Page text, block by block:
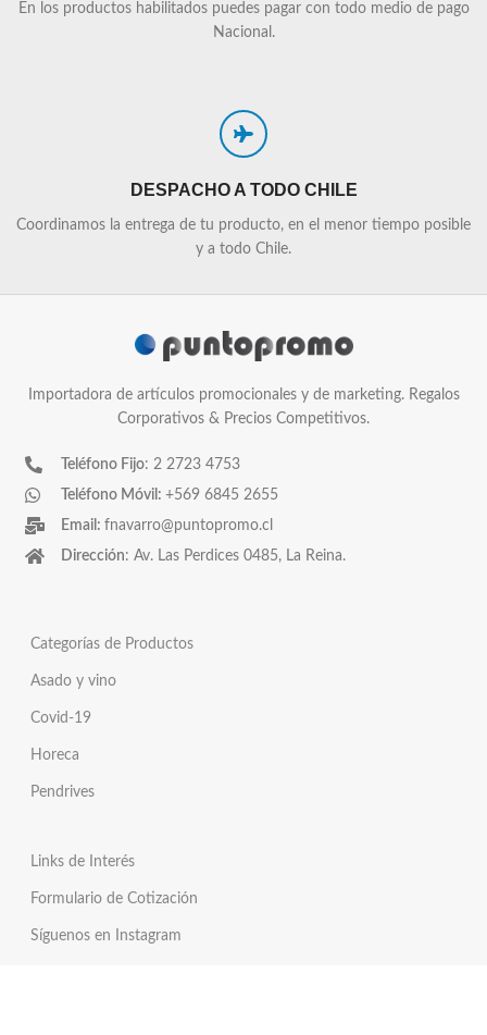
En los productos habilitados puedes pagar con todo medio de pago
Nacional.
DESPACHO A TODO CHILE
Coordinamos la entrega de tu producto, en el menor tiempo posible
y a todo Chile.
Importadora de artículos promocionales y de marketing. Regalos
Corporativos & Precios Competitivos.
Teléfono Fijo: 2 2723 4753
Teléfono Móvil: +569 6845 2655
Email: fnavarro@puntopromo.cl
Dirección: Av. Las Perdices 0485, La Reina.
Categorías de Productos
Asado y vino
Covid-19
Horeca
Pendrives
Links de Interés
Formulario de Cotización
Síguenos en Instagram